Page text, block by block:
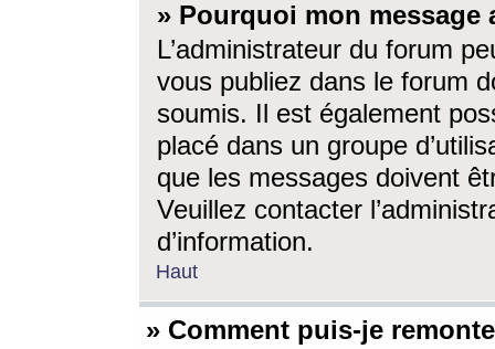
» Pourquoi mon message
L’administrateur du forum
vous publiez dans le forum
soumis. Il est également
placé dans un groupe
que les messages doivent
Veuillez contacter
d’information.
Haut
» Comment puis-je